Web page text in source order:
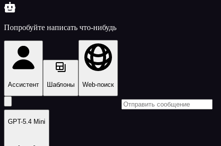
Попробуйте написать что-нибудь
Ассистент Шаблоны Web-поиск
GPT-5.4 Mini